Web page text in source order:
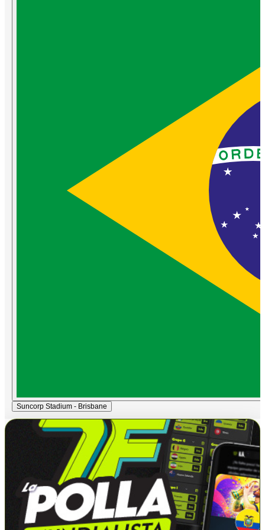
Suncorp Stadium - Brisbane